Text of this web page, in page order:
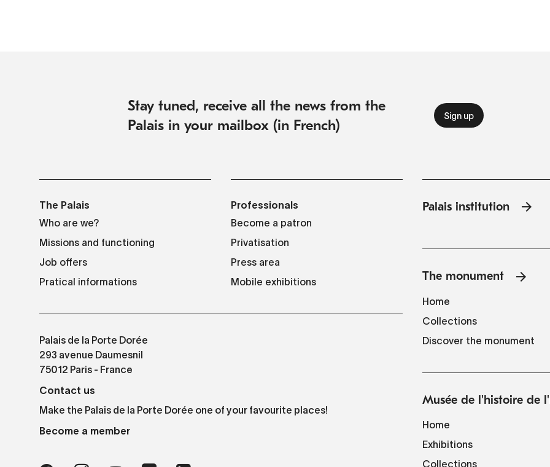
Stay tuned, receive all the news from the
Palais in your mailbox (in French)
The Palais
Who are we?
Missions and functioning
Job offers
Pratical informations
Professionals
Become a patron
Privatisation
Press area
Mobile exhibitions
Palais de la Porte Dorée
293 avenue Daumesnil
75012 Paris - France
Contact us
Make the Palais de la Porte Dorée one of your favourite places!
Become a member
Palais institution
The monument
Home
Collections
Discover the monument
Musée de l'histoire de
Home
Exhibitions
Collections